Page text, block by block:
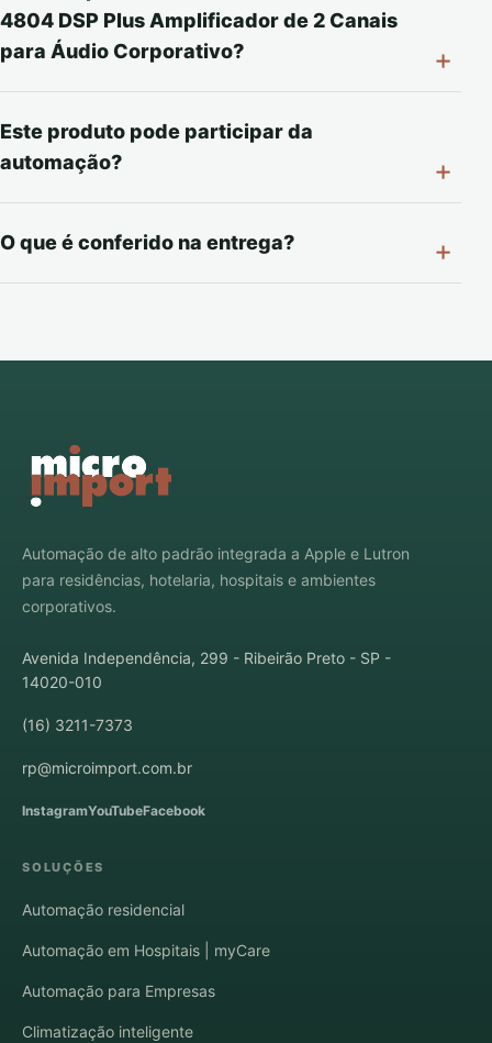
4804 DSP Plus Amplificador de 2 Canais
para Áudio Corporativo?
Este produto pode participar da
automação?
O que é conferido na entrega?
Automação de alto padrão integrada a Apple e Lutron
para residências, hotelaria, hospitais e ambientes
corporativos.
Avenida Independência, 299 - Ribeirão Preto - SP -
14020-010
(16) 3211-7373
rp@microimport.com.br
InstagramYouTubeFacebook
SOLUÇÕES
Automação residencial
Automação em Hospitais | myCare
Automação para Empresas
Climatização inteligente